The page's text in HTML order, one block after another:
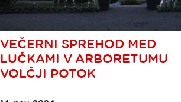
VEČERNI SPREHOD MED
LUČKAMI V ARBORETUMU
VOLČJI POTOK